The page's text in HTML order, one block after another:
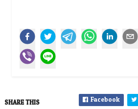
SHARE THIS Facebook